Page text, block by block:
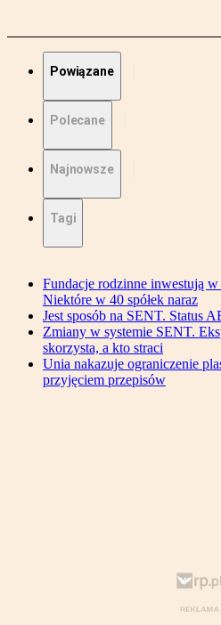
Powiązane
Polecane
Najnowsze
Tagi
Fundacje rodzinne inwestują
Niektóre w 40 spółek naraz
Jest sposób na SENT. Status
Zmiany w systemie SENT.
skorzysta, a kto straci
Unia nakazuje ograniczenie
przyjęciem przepisów